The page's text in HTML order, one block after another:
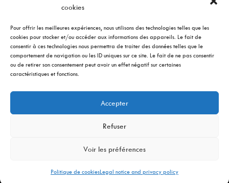
cookies
Pour offrir les meilleures expériences, nous utilisons des technologies telles que les
cookies pour stocker et/ou accéder aux informations des appareils. Le fait de
consentir à ces technologies nous permettra de traiter des données telles que le
comportement de navigation ou les ID uniques sur ce site. Le fait de ne pas consentir
ou de retirer son consentement peut avoir un effet négatif sur certaines
caractéristiques et fonctions.
Accepter
Refuser
Voir les préférences
Politique de cookiesLegal notice and privacy policy
Copyright © 2022 Gerys - All rights reserved